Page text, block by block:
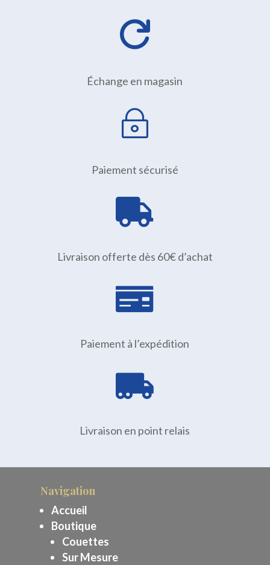

Échange en magasin
~
Paiement sécurisé

Livraison offerte dès 60€ d’achat

Paiement à l’expédition

Livraison en point relais
Navigation
Accueil
Boutique
Couettes
Sur Mesure